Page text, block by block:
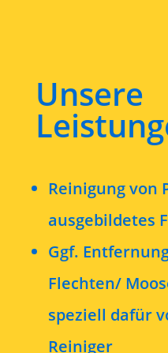
Unsere
Reinigung von
ausgebildetes
Ggf.
Flechten/
speziell dafür
Reiniger